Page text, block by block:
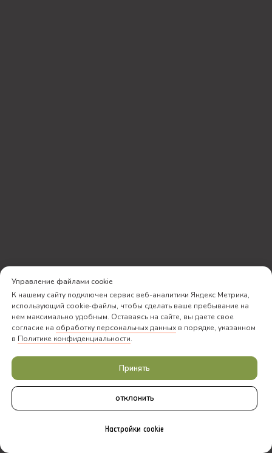
Управление файлами cookie
К нашему сайту подключен сервис веб-аналитики Яндекс Метрика,
использующий cookie-файлы, чтобы сделать ваше пребывание на
нем максимально удобным. Оставаясь на сайте, вы даете свое
согласие на обработку персональных данных в порядке, указанном
в Политике конфиденциальности.
Принять
отклонить
Настройки cookie